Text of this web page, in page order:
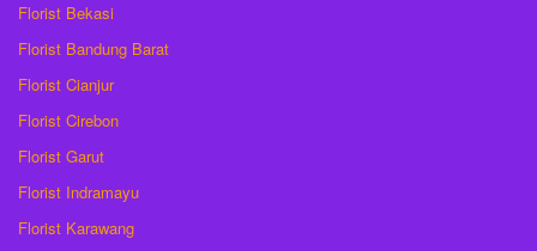
Florist Bekasi
Florist Bandung Barat
Florist Cianjur
Florist Cirebon
Florist Garut
Florist Indramayu
Florist Karawang